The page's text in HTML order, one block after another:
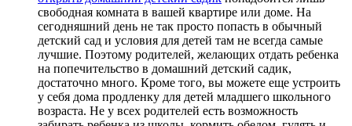
свободная комната в вашей квартире или доме. На
сегодняшний день не так просто попасть в обычный
детский сад и условия для детей там не всегда самые
лучшие. Поэтому родителей, желающих отдать ребенка
на попечительство в домашний детский садик,
достаточно много. Кроме того, вы можете еще устроить
у себя дома продленку для детей младшего школьного
возраста. Не у всех родителей есть возможность